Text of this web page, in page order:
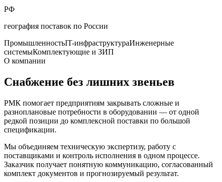
РФ
география поставок по России
ПромышленностьIT-инфраструктураИнженерные
системыКомплектующие и ЗИП
О компании
Снабжение без лишних звеньев
РМК помогает предприятиям закрывать сложные и
разноплановые потребности в оборудовании — от одной
редкой позиции до комплексной поставки по большой
спецификации.
Мы объединяем техническую экспертизу, работу с
поставщиками и контроль исполнения в одном процессе.
Заказчик получает понятную коммуникацию, согласованный
комплект документов и прогнозируемый результат.